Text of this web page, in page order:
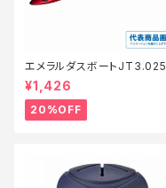
エメラルダスボートJT3.025
【特価ルアー】【20】
¥1,426
20%OFF